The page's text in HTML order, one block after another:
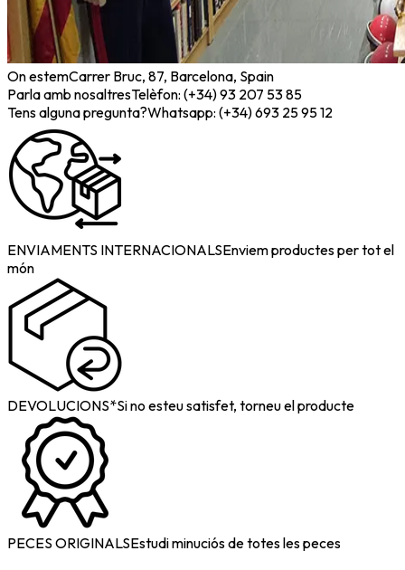
On estemCarrer Bruc, 87, Barcelona, Spain
Parla amb nosaltresTelèfon: (+34) 93 207 53 85
Tens alguna pregunta?Whatsapp: (+34) 693 25 95 12
ENVIAMENTS INTERNACIONALSEnviem productes per tot el
món
DEVOLUCIONS*Si no esteu satisfet, torneu el producte
PECES ORIGINALSEstudi minuciós de totes les peces